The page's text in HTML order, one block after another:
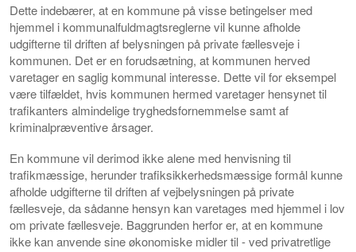
Dette indebærer, at en kommune på visse betingelser med
hjemmel i kommunalfuldmagtsreglerne vil kunne afholde
udgifterne til driften af belysningen på private fællesveje i
kommunen. Det er en forudsætning, at kommunen herved
varetager en saglig kommunal interesse. Dette vil for eksempel
være tilfældet, hvis kommunen hermed varetager hensynet til
trafikanters almindelige tryghedsfornemmelse samt af
kriminalpræventive årsager.
En kommune vil derimod ikke alene med henvisning til
trafikmæssige, herunder trafiksikkerhedsmæssige formål kunne
afholde udgifterne til driften af vejbelysningen på private
fællesveje, da sådanne hensyn kan varetages med hjemmel i lov
om private fællesveje. Baggrunden herfor er, at en kommune
ikke kan anvende sine økonomiske midler til - ved privatretlige